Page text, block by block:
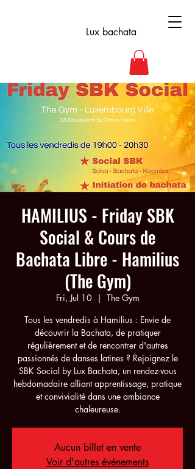
Lux bachata
HAMILIUS - Friday SBK
Social & Cours de
Bachata Libre - Hamilius
(The Gym)
Fri, Jul 10
  |
The Gym
Tous les vendredis à Hamilius : Envie de
découvrir la Bachata, de pratiquer
régulièrement et de rencontrer d'autres
passionnés de danses latines ? Rejoignez le
SBK Social by Lux Bachata, un rendez-vous
hebdomadaire alliant apprentissage, pratique
et convivialité dans une ambiance
chaleureuse.
Aucun billet en vente
Voir d'autres événements